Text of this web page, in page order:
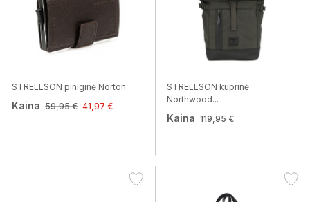
STRELLSON piniginė Norton...
Kaina 59,95 € 41,97 €
STRELLSON kuprinė
Northwood...
Kaina 119,95 €